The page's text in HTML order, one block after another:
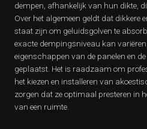
dempen, afhankelijk van hun dikte,
Over het algemeen geldt dat dikkere
staat zijn om geluidsgolven te
exacte dempingsniveau kan
eigenschappen van de panelen en
geplaatst. Het is raadzaam om
het kiezen en installeren van
zorgen dat ze optimaal presteren in
van een ruimte.